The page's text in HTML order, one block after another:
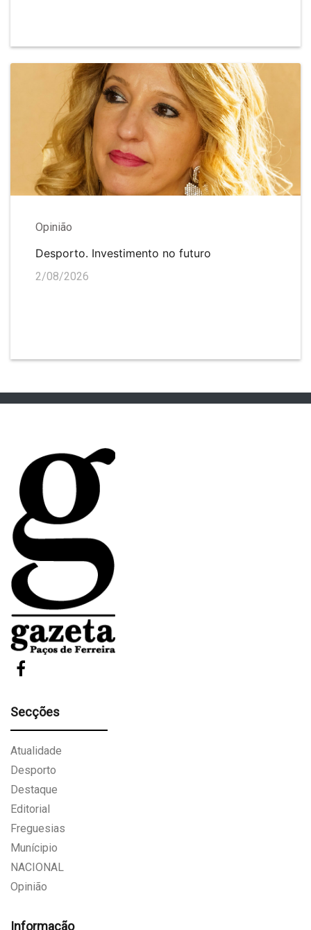
Opinião
Desporto. Investimento no futuro
2/08/2026
Secções
Atualidade
Desporto
Destaque
Editorial
Freguesias
Munícipio
NACIONAL
Opinião
Informação